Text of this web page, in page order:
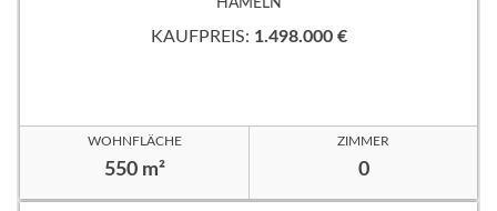
HAMELN
KAUFPREIS: 1.498.000 €
WOHNFLÄCHE
550 m²
ZIMMER
0